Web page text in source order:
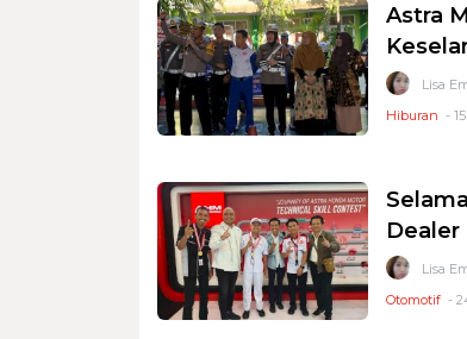
Astra
Lisa
Hiburan -
Dealer
Lisa
Otomotif -